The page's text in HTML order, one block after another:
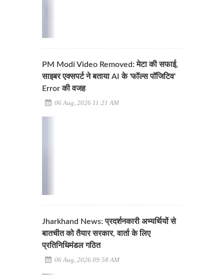
PM Modi Video Removed: मेटा की सफाई,
साइबर एक्सपर्ट ने बताया AI के 'फॉल्स पॉजिटिव'
Error की वजह
06 Aug, 2026 11:21 AM
Jharkhand News: प्रदर्शनकारी अभ्यर्थियों से
बातचीत को तैयार सरकार, वार्ता के लिए
प्रतिनिधिमंडल गठित
06 Aug, 2026 09:58 AM